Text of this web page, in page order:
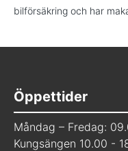
bilförsäkring och har
Öppettider
Måndag – Fredag:
Kungsängen 10.00 -